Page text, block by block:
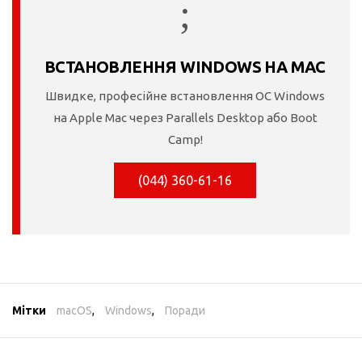
ВCТАНОВЛЕННЯ WINDOWS НА MAC
Швидке, професійне встановлення ОС Windows
на Apple Mac через Parallels Desktop або Boot
Camp!
(044) 360-61-16
Мітки macOS, Windows, Поради